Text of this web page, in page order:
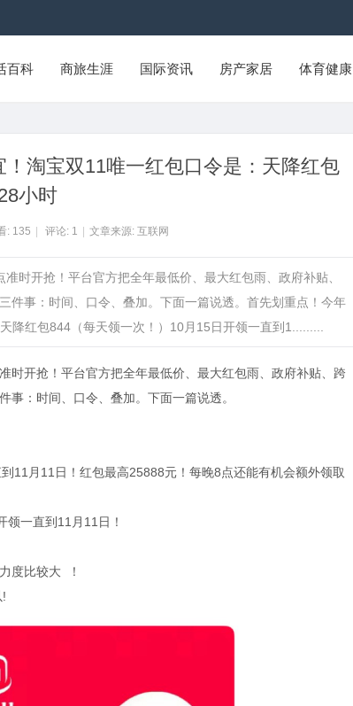
百科 商旅生涯 国际资讯 房产家居 体育健康
淘宝双11唯一红包口令是：天降红包
小时
: 135 评论: 1 文章来源: 互联网
时开抢！平台官方把全年最低价、最大红包雨、政府补贴、
件事：时间、口令、叠加。下面一篇说透。首先划重点！今年
降红包844（每天领一次！）10月15日开领一直到1.........
开抢！平台官方把全年最低价、最大红包雨、政府补贴、跨
事：时间、口令、叠加。下面一篇说透。
11月11日！红包最高25888元！每晚8点还能有机会额外领取
一直到11月11日！
度比较大 ！